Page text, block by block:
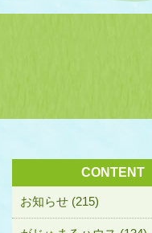
CONTENT
お知らせ (215)